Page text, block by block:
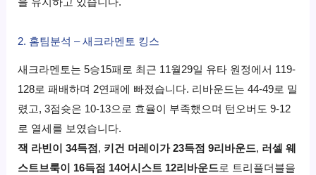
2. 홈팀분석 – 새크라멘토 킹스
새크라멘토는 5승15패로 최근 11월29일 유타 원정에서 119-
128로 패배하며 2연패에 빠졌습니다. 리바운드는 44-49로 밀
렸고, 3점슛은 10-13으로 효율이 부족했으며 턴오버도 9-12
로 열세를 보였습니다.
잭 라빈이 34득점 , 키건 머레이가 23득점 9리바운드, 러셀 웨
스트브룩이 16득점 14어시스트 12리바운드로 트리플더블을